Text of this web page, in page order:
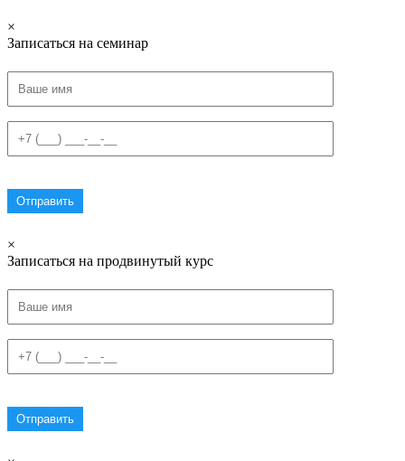
×
Записаться на семинар
×
Записаться на продвинутый курс